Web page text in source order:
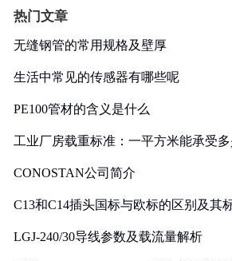
热门文章
无缝钢管的常用规格及壁厚
生活中常见的传感器有哪些呢
PE100管材的含义是什么
工业厂房载重标准：一平方米能承受
CONOSTAN公司简介
C13和C14插头国标与欧标的区别及其
LGJ-240/30导线参数及载流量解析